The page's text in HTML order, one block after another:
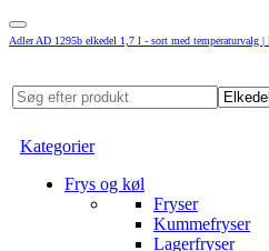
Adler AD 1295b elkedel 1,7 l - sort med temperaturvalg |
Kategorier
Frys og køl
Fryser
Kummefryser
Lagerfryser